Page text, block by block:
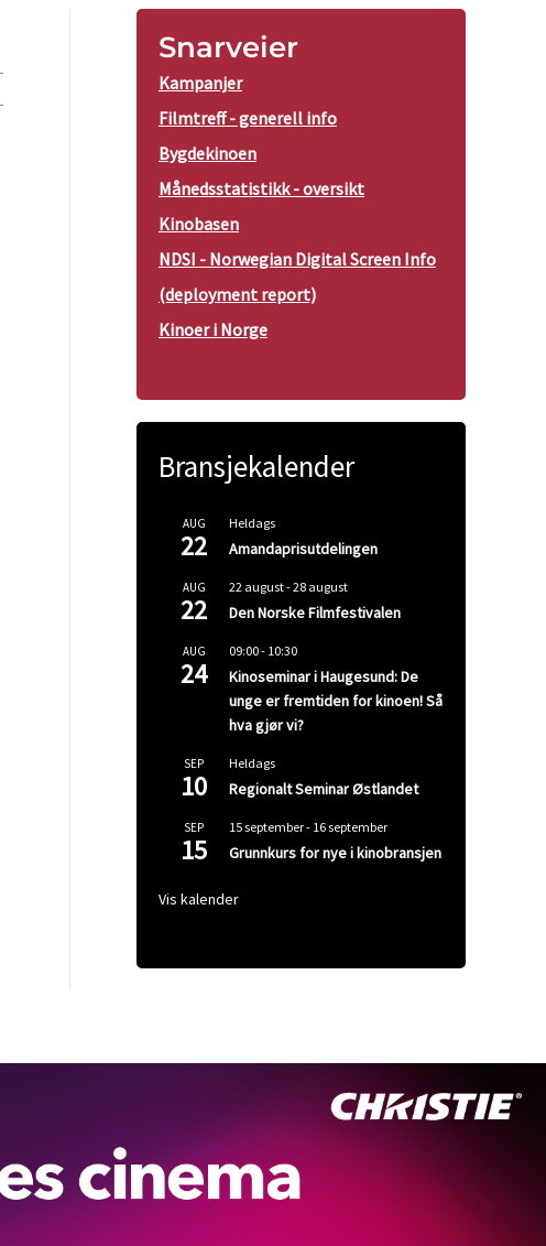
Snarveier
Kampanjer
Filmtreff - generell info
Bygdekinoen
Månedsstatistikk - oversikt
Kinobasen
NDSI - Norwegian Digital Screen Info
(deployment report)
Kinoer i Norge
Bransjekalender
AUG
22
Heldags
Amandaprisutdelingen
AUG
22
22 august-28 august
Den Norske Filmfestivalen
AUG
24
09:00- 10:30
Kinoseminar i Haugesund: De
unge er fremtiden for kinoen! Så
hva gjør vi?
SEP
10
Heldags
Regionalt Seminar Østlandet
SEP
15
15 september- 16 september
Grunnkurs for nye i kinobransjen
Vis kalender